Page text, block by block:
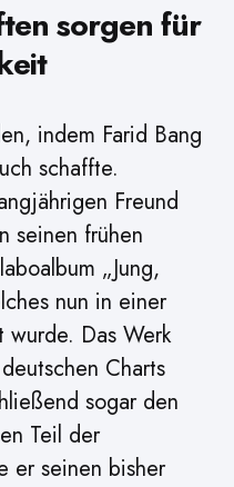
sorgen für
indem Farid Bang
schaffte.
Freund
seinen frühen
„Jung,
nun in einer
wurde. Das Werk
Charts
sogar den
Teil der
er seinen bisher